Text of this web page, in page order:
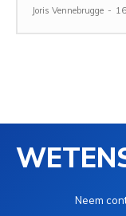
Joris Vennebrugge -
Neem